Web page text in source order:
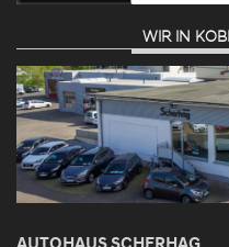
WIR IN